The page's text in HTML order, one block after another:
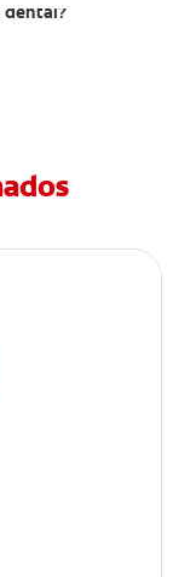
dental?